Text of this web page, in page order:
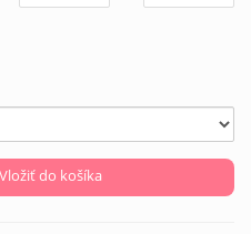
Vložiť do košíka